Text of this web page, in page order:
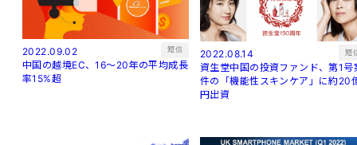
2022.09.02 短信
中国の越境EC、16～20年の平均成長
率15%超
2022.08.14 短
資生堂中国の投資ファンド、第1号
件の「機能性スキンケア」に約20
円出資